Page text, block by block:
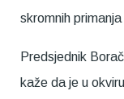
skromnih
Predsjednik
kaže da je u